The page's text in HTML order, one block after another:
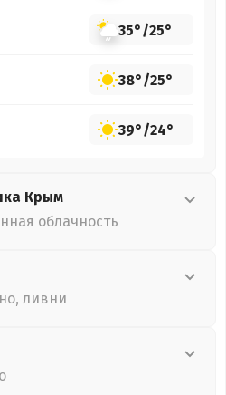
35°/25°
38°/25°
39°/24°
Крым
облачность
ливни